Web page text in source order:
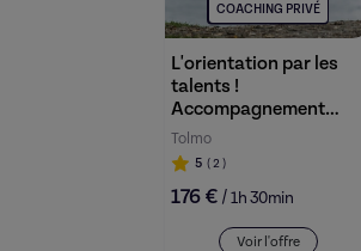
COACHING PRIVÉ
L'orientation par les
talents !
Accompagnement
jeunes / étudiants
dans leurs choix
d'orientation post-bac
par la connaissance de
ses talents
Tolmo
5 ( 2 )
176 € /1h 30min
Voir l'offre